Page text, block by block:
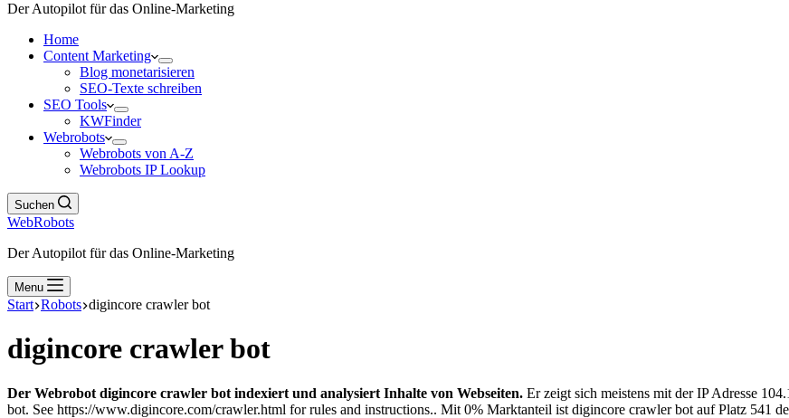
Der Autopilot für das Online-Marketing
Home
Content Marketing
Blog monetarisieren
SEO-Texte schreiben
SEO Tools
KWFinder
Webrobots
Webrobots von A-Z
Webrobots IP Lookup
Suchen
WebRobots
Der Autopilot für das Online-Marketing
Menu
Start Robots digincore crawler bot
digincore crawler bot
Der Webrobot digincore crawler bot indexiert und analysiert Inhalte von Webseiten. Er zeigt sich meistens mit der IP Adresse
bot. See https://www.digincore.com/crawler.html for rules and instructions.. Mit 0% Marktanteil ist digincore crawler bot auf Platz 541